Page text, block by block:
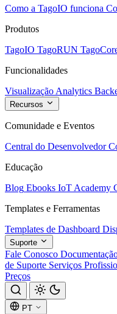
Como a TagoIO funciona
Produtos
TagoIO TagoRUN
Funcionalidades
Visualização Analytics
Recursos
Comunidade e Eventos
Central do Desenvolvedor
Educação
Blog Ebooks IoT Academy
Templates e Ferramentas
Templates de Dashboard
Suporte
Fale Conosco
de Suporte Serviços
Preços
PT